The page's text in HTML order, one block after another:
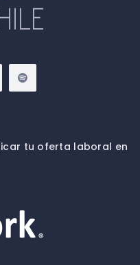
tu oferta laboral en